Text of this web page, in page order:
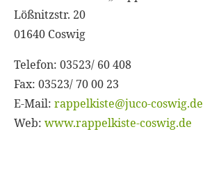
Lößnitzstr. 20
01640 Coswig
Telefon: 03523/ 60 408
Fax: 03523/ 70 00 23
E-Mail: rappelkiste@juco-coswig.de
Web: www.rappelkiste-coswig.de